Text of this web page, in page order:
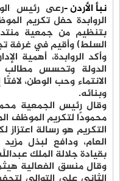
نبأ الأردن -رعى رئيس
بتنظيم من جمعية
السلط) وأقيم في غرفة
وأكد الروابدة، أهمية
الدولة وتحسس مطالب
الانتماء وحب الوطن،
وبنائه.
وقال رئيس الجمعية
محمودًا لتكريم الموظف
التكريم هو رسالة
العام، ودافع لبذل
بقيادة جلالة الملك
وقال منسق الفعالية